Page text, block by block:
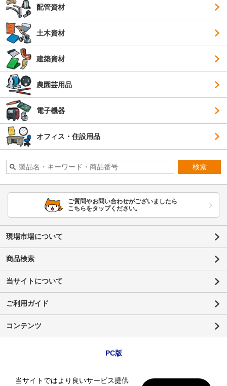
配管資材
土木資材
建築資材
農園芸用品
電子機器
オフィス・住設用品
検索
ご質問やお問い合わせがございましたら
こちらをタップください。
現場市場について
商品検索
当サイトについて
ご利用ガイド
コンテンツ
PC版
当サイトではより良いサービス提供